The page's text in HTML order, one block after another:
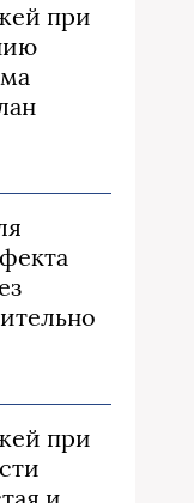
при
при